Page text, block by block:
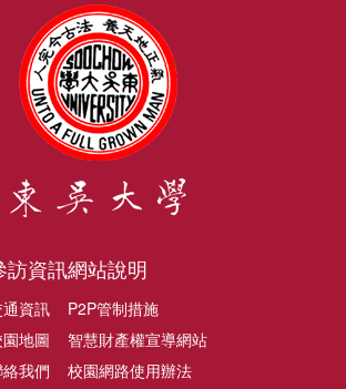
訪資訊
資訊
地圖
我們
網站說明
P2P管制措施
智慧財產權宣導網站
校園網路使用辦法